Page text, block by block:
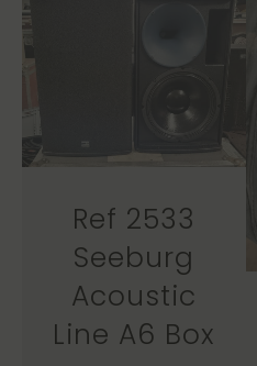
Ref 2533
Seeburg
Acoustic
Line A6 Box